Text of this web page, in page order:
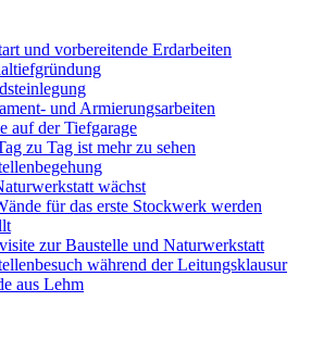
und vorbereitende Erdarbeiten
und Armierungsarbeiten
auf der Tiefgarage
zu Tag ist mehr zu sehen
wächst
für das erste Stockwerk werden
zur Baustelle und Naturwerkstatt
während der Leitungsklausur
aus Lehm